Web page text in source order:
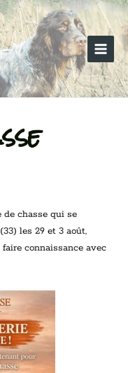
Main
Menu
de chasse qui se
les 29 et 3 août,
connaissance avec